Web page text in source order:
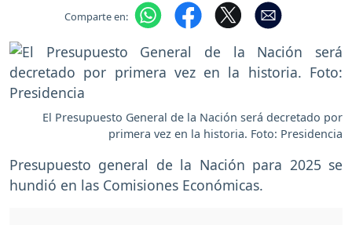
Comparte en:
El Presupuesto General de la Nación será decretado por
primera vez en la historia. Foto: Presidencia
Presupuesto general de la Nación para 2025 se
hundió en las Comisiones Económicas.